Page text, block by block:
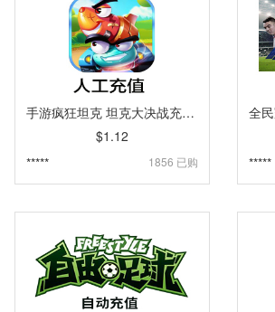
手游疯狂坦克 坦克大决战充值 点券 自动充值 [自动发货]
$1.12
*****
1856 已购
*****